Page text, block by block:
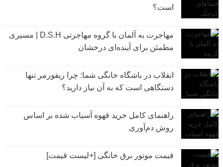
است؟
مهاجرت به آلمان با گروه مهاجرتی D.S.H | مسیری
مطمئن برای آینده‌ای درخشان
انقلاب در باشگاه خانگی شما: چرا ریفورمر تنها
دستگاهی است که به آن نیاز دارید؟
راهنمای کامل خرید قهوه آسیاب شده بر اساس
روش دم‌آوری
قیمت موتور برق خانگی [+لیست قیمت]